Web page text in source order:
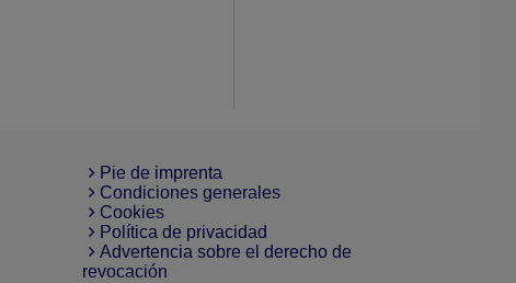
Pie de imprenta
Condiciones generales
Cookies
Política de privacidad
Advertencia sobre el derecho de
revocación